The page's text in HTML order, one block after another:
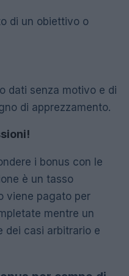
di un obiettivo o
dati senza motivo e di
di apprezzamento.
i bonus con le
è un tasso
viene pagato per
mentre un
dei casi arbitrario e